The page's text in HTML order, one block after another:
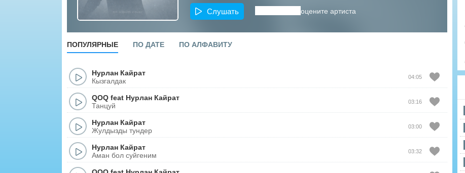
Слушать оцените артиста
ПОПУЛЯРНЫЕ ПО ДАТЕ ПО АЛФАВИТУ
Нурлан Кайрат
Кызгалдак
04:05
QOQ feat Нурлан Кайрат
Танцуй
03:16
Нурлан Кайрат
Жулдызды тундер
03:00
Нурлан Кайрат
Аман бол суйгеним
03:32